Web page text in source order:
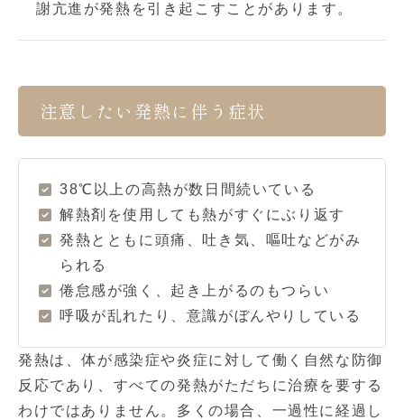
謝亢進が発熱を引き起こすことがあります。
注意したい発熱に伴う症状
38℃以上の高熱が数日間続いている
解熱剤を使用しても熱がすぐにぶり返す
発熱とともに頭痛、吐き気、嘔吐などがみ
られる
倦怠感が強く、起き上がるのもつらい
呼吸が乱れたり、意識がぼんやりしている
発熱は、体が感染症や炎症に対して働く自然な防御
反応であり、すべての発熱がただちに治療を要する
わけではありません。多くの場合、一過性に経過し